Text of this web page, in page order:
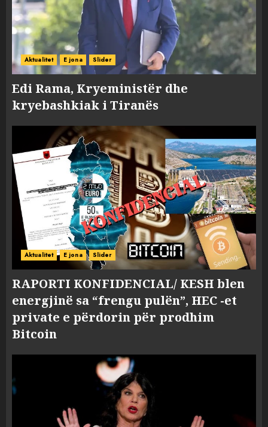
Aktualitet E jona Slider
Edi Rama, Kryeministër dhe
kryebashkiak i Tiranës
Aktualitet E jona Slider
RAPORTI KONFIDENCIAL/ KESH blen
energjinë sa “frengu pulën”, HEC -et
private e përdorin për prodhim
Bitcoin